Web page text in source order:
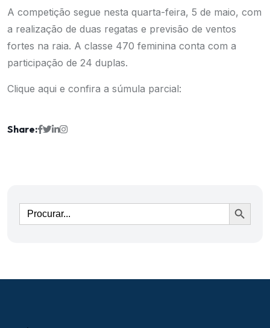
A competição segue nesta quarta-feira, 5 de maio, com
a realização de duas regatas e previsão de ventos
fortes na raia. A classe 470 feminina conta com a
participação de 24 duplas.
Clique aqui e confira a súmula parcial:
Share:
Ir